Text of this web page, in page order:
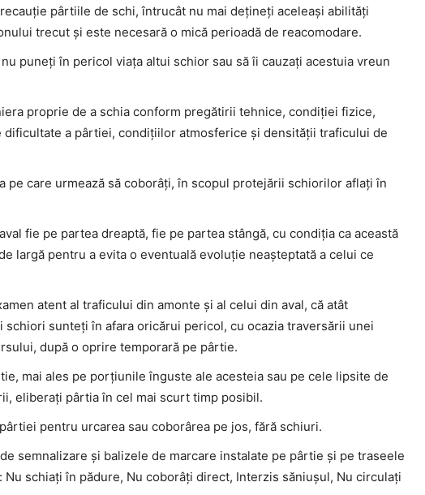
pârtiile de schi, întrucât nu mai dețineți aceleași abilități
trecut și este necesară o mică perioadă de reacomodare.
puneți în pericol viața altui schior sau să îi cauzați acestuia vreun
proprie de a schia conform pregătirii tehnice, condiției fizice,
dificultate a pârtiei, condițiilor atmosferice și densității traficului de
pe care urmează să coborâți, în scopul protejării schiorilor aflați în
fie pe partea dreaptă, fie pe partea stângă, cu condiția ca această
largă pentru a evita o eventuală evoluție neașteptată a celui ce
atent al traficului din amonte și al celui din aval, că atât
schiori sunteți în afara oricărui pericol, cu ocazia traversării unei
după o oprire temporară pe pârtie.
mai ales pe porțiunile înguste ale acesteia sau pe cele lipsite de
eliberați pârtia în cel mai scurt timp posibil.
pentru urcarea sau coborârea pe jos, fără schiuri.
semnalizare și balizele de marcare instalate pe pârtie și pe traseele
schiați în pădure, Nu coborâți direct, Interzis săniușul, Nu circulați